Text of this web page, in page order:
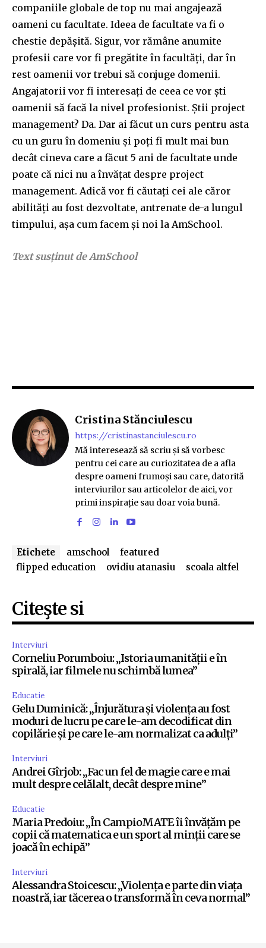
companiile globale de top nu mai angajează
oameni cu facultate. Ideea de facultate va fi o
chestie depășită. Sigur, vor rămâne anumite
profesii care vor fi pregătite în facultăți, dar în
rest oamenii vor trebui să conjuge domenii.
Angajatorii vor fi interesați de ceea ce vor ști
oamenii să facă la nivel profesionist. Știi project
management? Da. Dar ai făcut un curs pentru asta
cu un guru în domeniu și poți fi mult mai bun
decât cineva care a făcut 5 ani de facultate unde
poate că nici nu a învățat despre project
management. Adică vor fi căutați cei ale căror
abilități au fost dezvoltate, antrenate de-a lungul
timpului, așa cum facem și noi la AmSchool.
Text susținut de AmSchool
Cristina Stănciulescu
https://cristinastanciulescu.ro
Mă interesează să scriu și să vorbesc
pentru cei care au curiozitatea de a afla
despre oameni frumoși sau care, datorită
interviurilor sau articolelor de aici, vor
primi inspirație sau doar voia bună.
Etichete amschool
featured
flipped education
ovidiu atanasiu scoala altfel
Citeşte si
Interviuri
Corneliu Porumboiu: „Istoria umanității e în
spirală, iar filmele nu schimbă lumea”
Educatie
Gelu Duminică: „Înjurătura și violența au fost
moduri de lucru pe care le-am decodificat din
copilărie și pe care le-am normalizat ca adulți”
Interviuri
Andrei Gîrjob: „Fac un fel de magie care e mai
mult despre celălalt, decât despre mine”
Educatie
Maria Predoiu: „În CampioMATE îi învățăm pe
copii că matematica e un sport al minții care se
joacă în echipă”
Interviuri
Alessandra Stoicescu: „Violența e parte din viața
noastră, iar tăcerea o transformă în ceva normal”